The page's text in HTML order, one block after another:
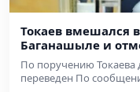
Токаев вмешался
Баганашыле и
По поручению Токаева
переведен По